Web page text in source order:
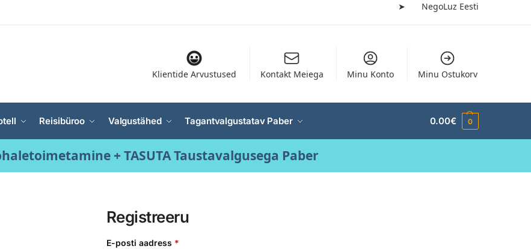
➤ NegoLuz Eesti
Klientide Arvustused Kontakt Meiega Minu Konto Minu Ostukorv
Reisibüroo Valgustähed Tagantvalgustatav Paber 0.00€ 0
+ TASUTA Taustavalgusega Paber
Registreeru
E-posti aadress *